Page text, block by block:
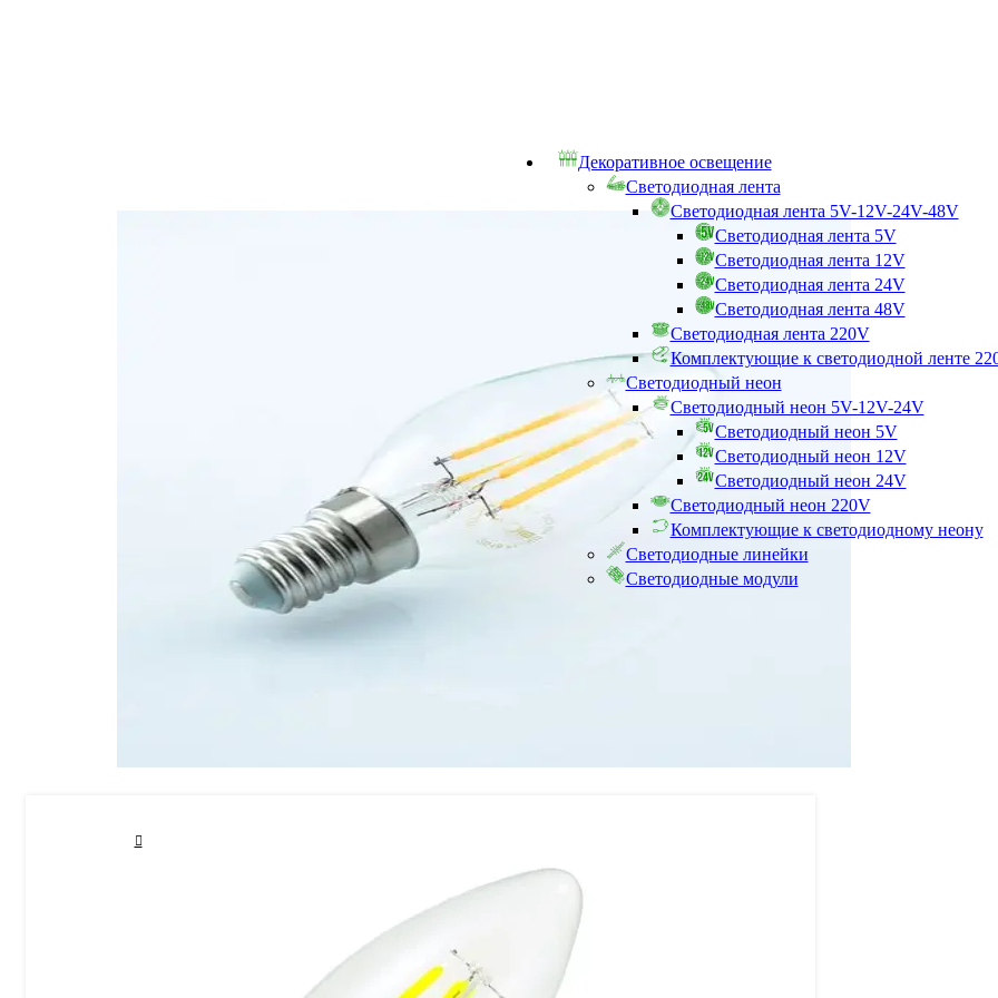
Декоративное освещение
Светодиодная лента
Светодиодная лента 5V-12V-24V-48V
Светодиодная лента 5V
Светодиодная лента 12V
Светодиодная лента 24V
Светодиодная лента 48V
Светодиодная лента 220V
Комплектующие к светодиодной ленте
Светодиодный неон
Светодиодный неон 5V-12V-24V
Светодиодный неон 5V
Светодиодный неон 12V
Светодиодный неон 24V
Светодиодный неон 220V
Комплектующие к светодиодному неону
Светодиодные линейки
Светодиодные модули